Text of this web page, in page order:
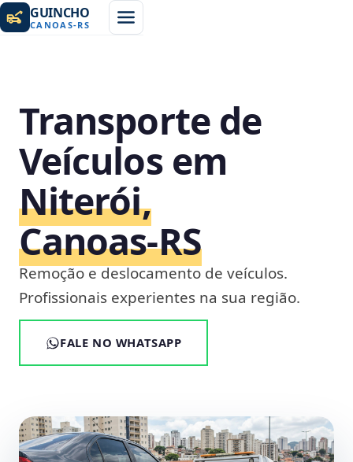
GUINCHO
CANOAS-RS
Transporte de
Veículos em
Niterói,
Canoas‑RS
Remoção e deslocamento de veículos.
Profissionais experientes na sua região.
FALE NO WHATSAPP